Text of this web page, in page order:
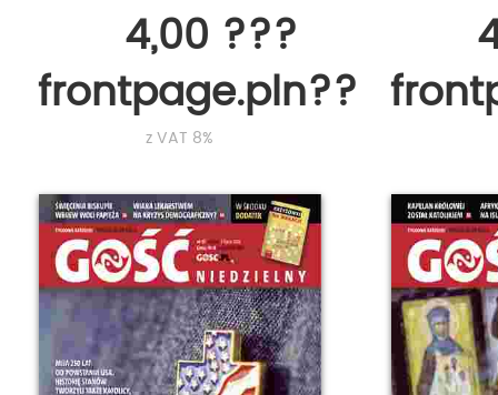
4,00 ???
frontpage.pln???
z VAT 8%